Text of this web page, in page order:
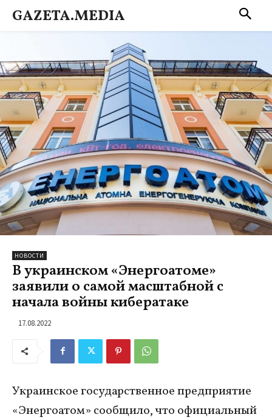
GAZETA.MEDIA
НОВОСТИ
В украинском «Энергоатоме»
заявили о самой масштабной с
начала войны кибератаке
17.08.2022
Украинское государственное предприятие
«Энергоатом» сообщило, что официальный